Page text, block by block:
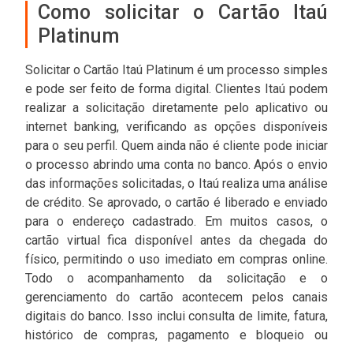
Como solicitar o Cartão Itaú
Platinum
Solicitar o Cartão Itaú Platinum é um processo simples
e pode ser feito de forma digital. Clientes Itaú podem
realizar a solicitação diretamente pelo aplicativo ou
internet banking, verificando as opções disponíveis
para o seu perfil. Quem ainda não é cliente pode iniciar
o processo abrindo uma conta no banco. Após o envio
das informações solicitadas, o Itaú realiza uma análise
de crédito. Se aprovado, o cartão é liberado e enviado
para o endereço cadastrado. Em muitos casos, o
cartão virtual fica disponível antes da chegada do
físico, permitindo o uso imediato em compras online.
Todo o acompanhamento da solicitação e o
gerenciamento do cartão acontecem pelos canais
digitais do banco. Isso inclui consulta de limite, fatura,
histórico de compras, pagamento e bloqueio ou